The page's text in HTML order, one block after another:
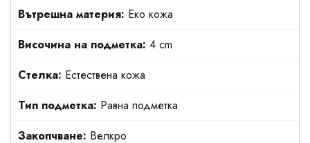
Вътрешна материя: Еко кожа
Височина на подметка: 4 cm
Стелка: Естествена кожа
Тип подметка: Равна подметка
Закопчване: Велкро